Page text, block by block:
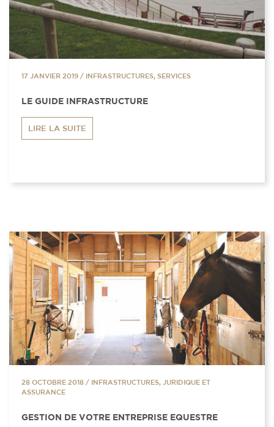
17 JANVIER 2019 / INFRASTRUCTURES, SERVICES
LE GUIDE INFRASTRUCTURE
LIRE LA SUITE
28 OCTOBRE 2018 / INFRASTRUCTURES, JURIDIQUE ET
ASSURANCE
GESTION DE VOTRE ENTREPRISE EQUESTRE